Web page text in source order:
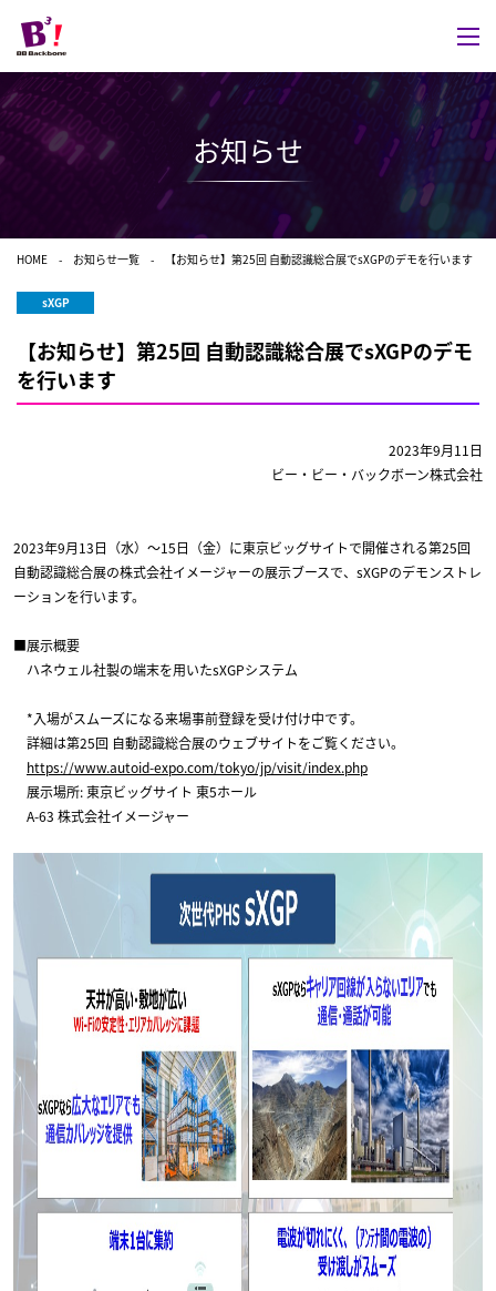
お知らせ
HOME お知らせ一覧 【お知らせ】第25回 自動認識総合展でsXGPのデモを行います
sXGP
【お知らせ】第25回 自動認識総合展でsXGPのデモ
を行います
2023年9月11日
ビー・ビー・バックボーン株式会社
2023年9月13日（水）～15日（金）に東京ビッグサイトで開催される第25回
自動認識総合展の株式会社イメージャーの展示ブースで、sXGPのデモンストレ
ーションを行います。
■展示概要
ハネウェル社製の端末を用いたsXGPシステム
*入場がスムーズになる来場事前登録を受け付け中です。
詳細は第25回 自動認識総合展のウェブサイトをご覧ください。
https://www.autoid-expo.com/tokyo/jp/visit/index.php
展示場所: 東京ビッグサイト 東5ホール
A-63 株式会社イメージャー